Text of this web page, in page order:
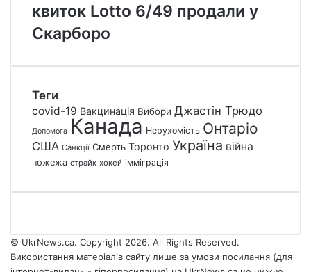
квиток Lotto 6/49 продали у
Скарборо
Теги
covid-19 Вакцинація Вибори Джастін Трюдо
Допомога Канада Нерухомість Онтаріо
США Санкції Смерть Торонто Україна війна
пожежа страйк хокей імміграція
© UkrNews.ca. Copyright 2026. All Rights Reserved.
Використання матеріалів сайту лише за умови посилання (для